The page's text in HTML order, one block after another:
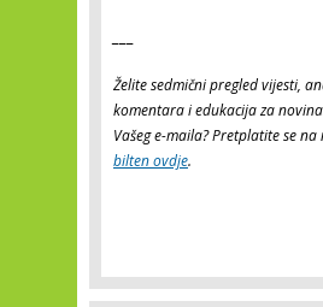
Želite sedmični pregled vijesti,
komentara i edukacija za
Vašeg e-maila? Pretplatite se
bilten ovdje.